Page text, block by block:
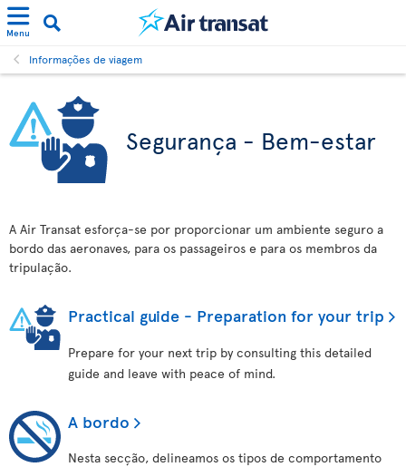
Menu
Informações de viagem
Segurança - Bem-estar
A Air Transat esforça-se por proporcionar um ambiente seguro a
bordo das aeronaves, para os passageiros e para os membros da
tripulação.
Practical guide - Preparation for your trip
Prepare for your next trip by consulting this detailed
guide and leave with peace of mind.
A bordo
Nesta secção, delineamos os tipos de comportamento